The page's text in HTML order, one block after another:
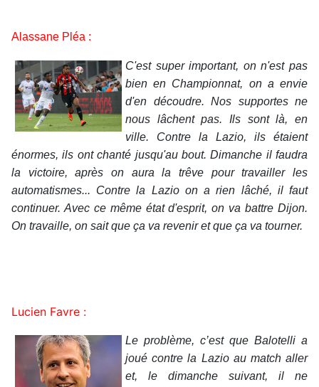
Alassane Pléa :
C'est super important, on n'est pas
bien en Championnat, on a envie
d'en découdre. Nos supportes ne
nous lâchent pas. Ils sont là, en
ville. Contre la Lazio, ils étaient
énormes, ils ont chanté jusqu'au bout. Dimanche il faudra
la victoire, après on aura la trêve pour travailler les
automatismes... Contre la Lazio on a rien lâché, il faut
continuer. Avec ce même état d'esprit, on va battre Dijon.
On travaille, on sait que ça va revenir et que ça va tourner.
Lucien Favre :
Le problème, c’est que Balotelli a
joué contre la Lazio au match aller
et, le dimanche suivant, il ne